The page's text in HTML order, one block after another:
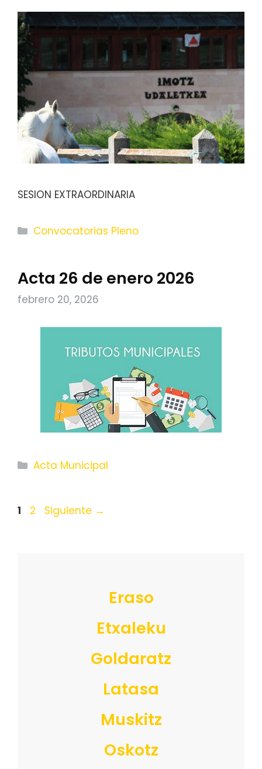
SESION EXTRAORDINARIA
Categorías
Convocatorias Pleno
Acta 26 de enero 2026
febrero 20, 2026
Categorías
Acta Municipal
Página
1 Página
2 Siguiente →
Eraso
Etxaleku
Goldaratz
Latasa
Muskitz
Oskotz